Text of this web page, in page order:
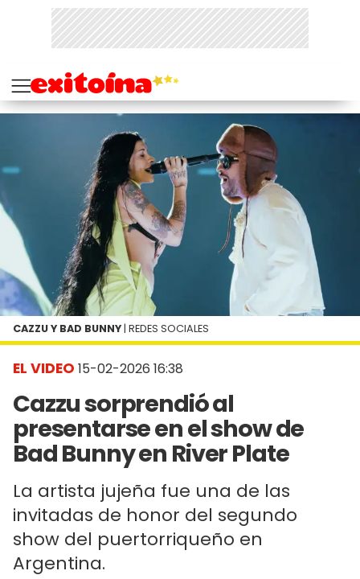
EL VIDEO 15-02-2026 16:38
Cazzu sorprendió al
presentarse en el show de
Bad Bunny en River Plate
La artista jujeña fue una de las
invitadas de honor del segundo
show del puertorriqueño en
Argentina.
CAZZU Y BAD BUNNY| REDES SOCIALES